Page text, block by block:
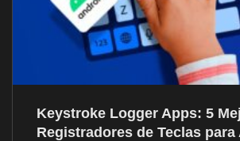
Keystroke Logger Apps: 5
Registradores de Teclas para